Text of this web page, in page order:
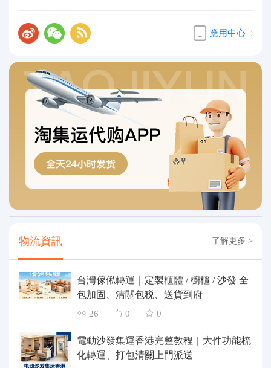
應用中心
物流資訊 了解更多 >
台灣傢俬轉運｜定製櫃體 / 櫥櫃 / 沙發 全
包加固、清關包税、送貨到府
26 0 0
電動沙發集運香港完整教程｜大件功能梳
化轉運、打包清關上門派送